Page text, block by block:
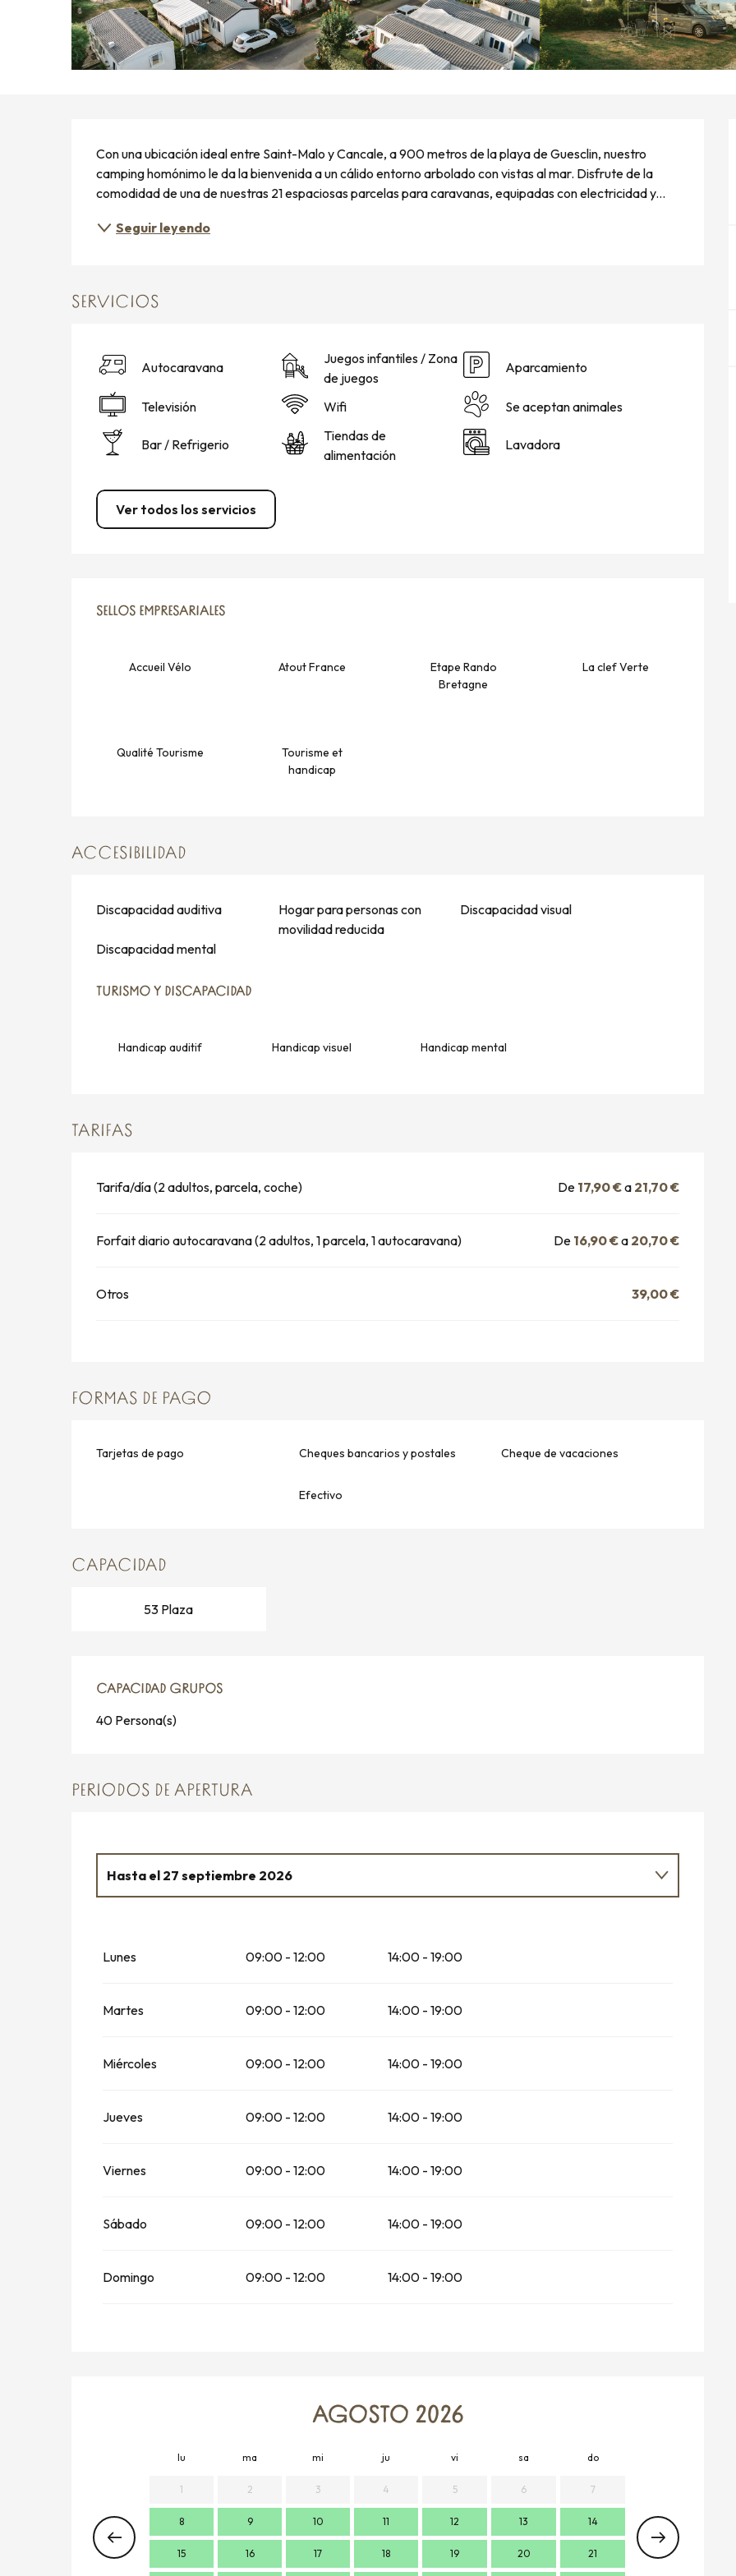
Con una ubicación ideal entre Saint-Malo y Cancale, a 900 metros de la playa de Guesclin, nuestro
camping homónimo le da la bienvenida a un cálido entorno arbolado con vistas al mar. Disfrute de la
comodidad de una de nuestras 21 espaciosas parcelas para caravanas, equipadas con electricidad y...
Seguir leyendo
SERVICIOS
Autocaravana
Juegos infantiles / Zona
de juegos
Aparcamiento
Televisión Wifi Se aceptan animales
Bar / Refrigerio
Tiendas de
alimentación
Lavadora
Ver todos los servicios
OFERTA DE PRESTACIONES
SELLOS EMPRESARIALES
SELLOS EMPRESARIALES
Accueil Vélo Atout France
Etape Rando
Bretagne
La clef Verte
Qualité Tourisme
Tourisme et
handicap
ACCESIBILIDAD
Discapacidad auditiva
Hogar para personas con
movilidad reducida
Discapacidad visual
Discapacidad mental
TURISMO Y DISCAPACIDAD
TURISMO Y DISCAPACIDAD
Handicap auditif Handicap visuel Handicap mental
TARIFAS
Tarifa/día (2 adultos, parcela, coche) De 17,90 €a 21,70 €
Forfait diario autocaravana (2 adultos, 1 parcela, 1 autocaravana) De 16,90 €a 20,70 €
Otros 39,00 €
FORMAS DE PAGO
Tarjetas de pago Cheques bancarios y postales Cheque de vacaciones
Efectivo
CAPACIDAD
53 Plaza
CAPACIDAD GRUPOS
CAPACIDAD GRUPOS
40 Persona(s)
PERIODOS DE APERTURA
Hasta el 27 septiembre 2026
Lunes 09:00 - 12:00 14:00 - 19:00
Martes 09:00 - 12:00 14:00 - 19:00
Miércoles 09:00 - 12:00 14:00 - 19:00
Jueves 09:00 - 12:00 14:00 - 19:00
Viernes 09:00 - 12:00 14:00 - 19:00
Sábado 09:00 - 12:00 14:00 - 19:00
Domingo 09:00 - 12:00 14:00 - 19:00
AGOSTO 2026
lu ma mi ju vi sa do
1 2 3 4 5 6 7
8 9 10 11 12 13 14
15 16 17 18 19 20 21
7
14